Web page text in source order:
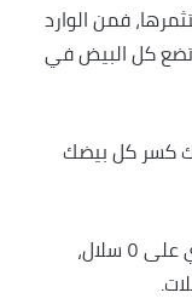
فمن الوارد
تضع كل البيض في
كسر كل بيضك
أما إذا كان لديك ١٠ بيضات مقسمة بالتساوي على ٥ سلال،